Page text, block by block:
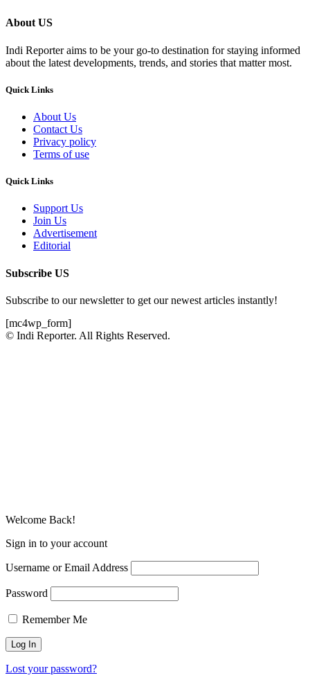
About US
Indi Reporter aims to be your go-to destination for staying informed
about the latest developments, trends, and stories that matter most.
Quick Links
About Us
Contact Us
Privacy policy
Terms of use
Quick Links
Support Us
Join Us
Advertisement
Editorial
Subscribe US
Subscribe to our newsletter to get our newest articles instantly!
[mc4wp_form]
© Indi Reporter. All Rights Reserved.
Welcome Back!
Sign in to your account
Username or Email Address
Password
Remember Me
Lost your password?